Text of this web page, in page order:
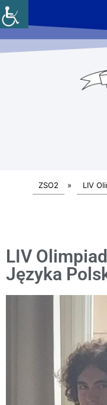
ZSO2 » LIV
LIV
Języka